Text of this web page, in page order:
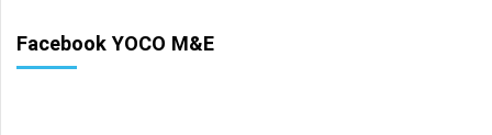
Facebook YOCO M&E